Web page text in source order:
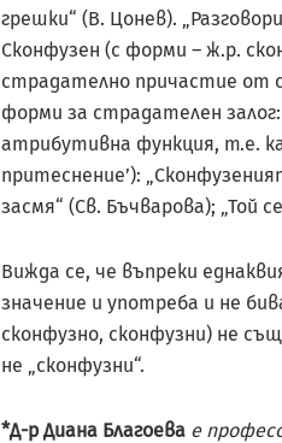
грешки“ (В. Цонев).
Сконфузен (с форми – ж.р.
страдателно причастие от
форми за страдателен
атрибутивна функция, т.е.
притеснение’):
засмя“ (Св. Бъчварова); „Той
Вижда се, че въпреки
значение и употреба и не
сконфузно, сконфузни) не
не „сконфузни“.
*Д-р Диана Благоева е